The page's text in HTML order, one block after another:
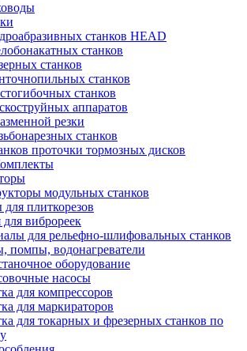
станков HEAD
станков
станков
станков
станков
аппаратов
резки
станков
проточки тормозных дисков
модульных станков
для плиткорезов
для виброреек
для рельефно-шлифовальных станков
помпы, водонагреватели
оборудование
насосы
для компрессоров
для маркираторов
для токарных и фрезерных станков по